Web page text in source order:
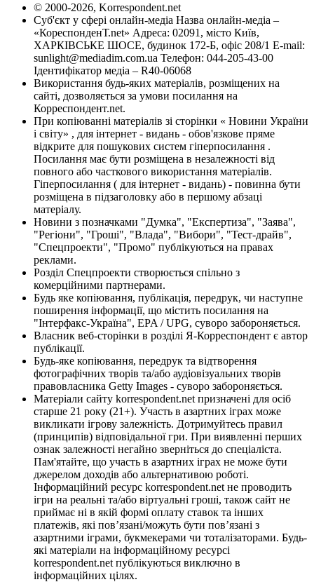
© 2000-2026, Korrespondent.net
Суб'єкт у сфері онлайн-медіа Назва онлайн-медіа –
«КореспонденТ.net» Адреса: 02091, місто Київ,
ХАРКІВСЬКЕ ШОСЕ, будинок 172-Б, офіс 208/1 E-mail:
sunlight@mediadim.com.ua Телефон: 044-205-43-00
Ідентифікатор медіа – R40-06068
Використання будь-яких матеріалів, розміщених на
сайті, дозволяється за умови посилання на
Корреспондент.net.
При копіюванні матеріалів зі сторінки « Новини України
і світу» , для інтернет - видань - обов'язкове пряме
відкрите для пошукових систем гіперпосилання .
Посилання має бути розміщена в незалежності від
повного або часткового використання матеріалів.
Гіперпосилання ( для інтернет - видань) - повинна бути
розміщена в підзаголовку або в першому абзаці
матеріалу.
Новини з позначками "Думка", "Експертиза", "Заява",
"Регіони", "Гроші", "Влада", "Вибори", "Тест-драйв",
"Спецпроекти", "Промо" публікуються на правах
реклами.
Розділ Спецпроекти створюється спільно з
комерційними партнерами.
Будь яке копіювання, публікація, передрук, чи наступне
поширення інформації, що містить посилання на
"Інтерфакс-Україна", EPA / UPG, суворо забороняється.
Власник веб-сторінки в розділі Я-Корреспондент є автор
публікації.
Будь-яке копіювання, передрук та відтворення
фотографічних творів та/або аудіовізуальних творів
правовласника Getty Images - суворо забороняється.
Матеріали сайту korrespondent.net призначені для осіб
старше 21 року (21+). Участь в азартних іграх може
викликати ігрову залежність. Дотримуйтесь правил
(принципів) відповідальної гри. При виявленні перших
ознак залежності негайно зверніться до спеціаліста.
Пам'ятайте, що участь в азартних іграх не може бути
джерелом доходів або альтернативою роботі.
Інформаційний ресурс korrespondent.net не проводить
ігри на реальні та/або віртуальні гроші, також сайт не
приймає ні в якій формі оплату ставок та інших
платежів, які пов’язані/можуть бути пов’язані з
азартними іграми, букмекерами чи тоталізаторами. Будь-
які матеріали на інформаційному ресурсі
korrespondent.net публікуються виключно в
інформаційних цілях.